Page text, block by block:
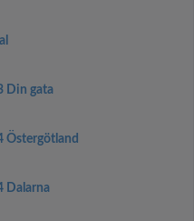
Din gata
Östergötland
Dalarna